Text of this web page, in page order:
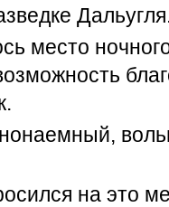
место
на это